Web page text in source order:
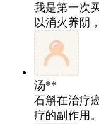
我是第一次
以消火养阴
汤**
石斛在治疗
疗的副作用。